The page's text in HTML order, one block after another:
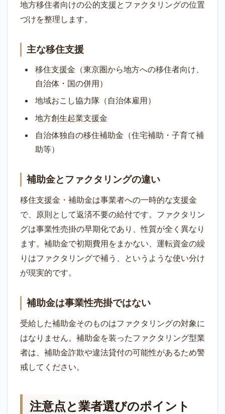
地方移住者向けの公的支援とファクタリングの位置
づけを整理します。
主な移住支援
移住支援金（東京圏から地方への移住者向け、
自治体・国の併用）
地域おこし協力隊（自治体雇用）
地方創生起業支援金
自治体独自の移住補助金（住宅補助・子育て補
助等）
補助金とファクタリングの違い
移住支援金・補助金は事業者への一時的な支援金
で、原則として返済不要の給付です。ファクタリン
グは事業性売掛の早期化であり、性質が全く異なり
ます。補助金で初期費用をまかない、運転資金の繰
りはファクタリングで補う、というような使い分け
が現実的です。
補助金は事業性売掛ではない
受給した補助金そのものはファクタリングの対象に
はなりません。補助金を装ったファクタリング型業
者は、補助金詐欺や違法貸付の可能性があるため警
戒してください。
注意点と業者選びのポイント